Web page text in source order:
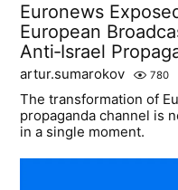
Euronews
European
Anti‑Israel
artur.sumarokov 780
The transformation of
propaganda channel is
in a single moment.